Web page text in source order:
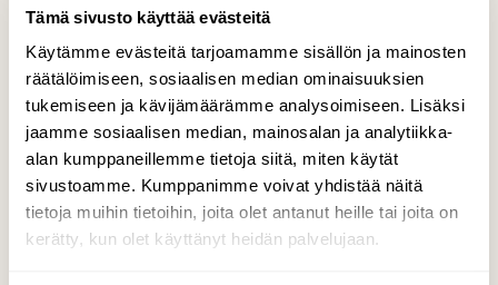
Tämä sivusto käyttää evästeitä
Käytämme evästeitä tarjoamamme sisällön ja mainosten
räätälöimiseen, sosiaalisen median ominaisuuksien
tukemiseen ja kävijämäärämme analysoimiseen. Lisäksi
jaamme sosiaalisen median, mainosalan ja analytiikka-
alan kumppaneillemme tietoja siitä, miten käytät
sivustoamme. Kumppanimme voivat yhdistää näitä
tietoja muihin tietoihin, joita olet antanut heille tai joita on
kerätty, kun olet käyttänyt heidän palvelujaan.
Aurinko paistaa…
Aurinko paistaa ja rännit sulaa, taitaa tulla
kevät!